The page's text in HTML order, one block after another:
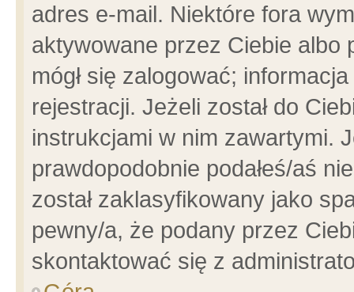
adres e-mail. Niektóre fora
aktywowane przez Ciebie albo
mógł się zalogować;
rejestracji. Jeżeli został do
instrukcjami w nim zawartymi.
prawdopodobnie podałeś/aś
został zaklasyfikowany jako
pewny/a, że podany przez
skontaktować się z